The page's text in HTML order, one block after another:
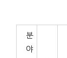
분
야